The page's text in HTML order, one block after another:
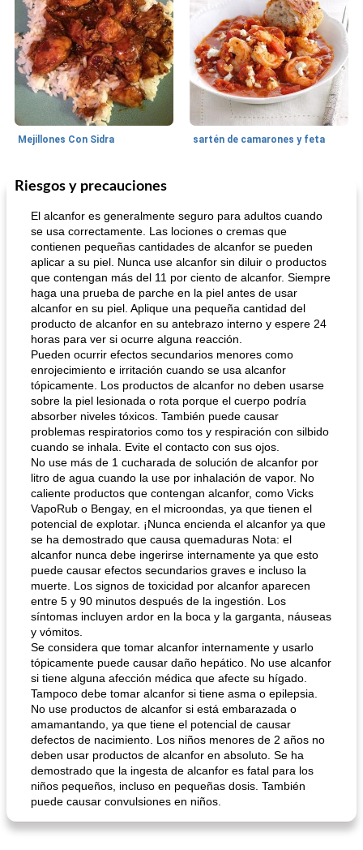
Mejillones Con Sidra sartén de camarones y feta
80min
Sopas, Guisos Y Chili
sopa de lentejas negras del chef john
Riesgos y precauciones
El alcanfor es generalmente seguro para adultos cuando
se usa correctamente. Las lociones o cremas que
contienen pequeñas cantidades de alcanfor se pueden
aplicar a su piel. Nunca use alcanfor sin diluir o productos
que contengan más del 11 por ciento de alcanfor. Siempre
haga una prueba de parche en la piel antes de usar
alcanfor en su piel. Aplique una pequeña cantidad del
producto de alcanfor en su antebrazo interno y espere 24
horas para ver si ocurre alguna reacción.
Pueden ocurrir efectos secundarios menores como
enrojecimiento e irritación cuando se usa alcanfor
tópicamente. Los productos de alcanfor no deben usarse
sobre la piel lesionada o rota porque el cuerpo podría
absorber niveles tóxicos. También puede causar
problemas respiratorios como tos y respiración con silbido
cuando se inhala. Evite el contacto con sus ojos.
No use más de 1 cucharada de solución de alcanfor por
litro de agua cuando la use por inhalación de vapor. No
caliente productos que contengan alcanfor, como Vicks
VapoRub o Bengay, en el microondas, ya que tienen el
potencial de explotar. ¡Nunca encienda el alcanfor ya que
se ha demostrado que causa quemaduras Nota: el
alcanfor nunca debe ingerirse internamente ya que esto
puede causar efectos secundarios graves e incluso la
muerte. Los signos de toxicidad por alcanfor aparecen
entre 5 y 90 minutos después de la ingestión. Los
síntomas incluyen ardor en la boca y la garganta, náuseas
y vómitos.
Se considera que tomar alcanfor internamente y usarlo
tópicamente puede causar daño hepático. No use alcanfor
si tiene alguna afección médica que afecte su hígado.
Tampoco debe tomar alcanfor si tiene asma o epilepsia.
No use productos de alcanfor si está embarazada o
amamantando, ya que tiene el potencial de causar
defectos de nacimiento. Los niños menores de 2 años no
deben usar productos de alcanfor en absoluto. Se ha
demostrado que la ingesta de alcanfor es fatal para los
niños pequeños, incluso en pequeñas dosis. También
puede causar convulsiones en niños.